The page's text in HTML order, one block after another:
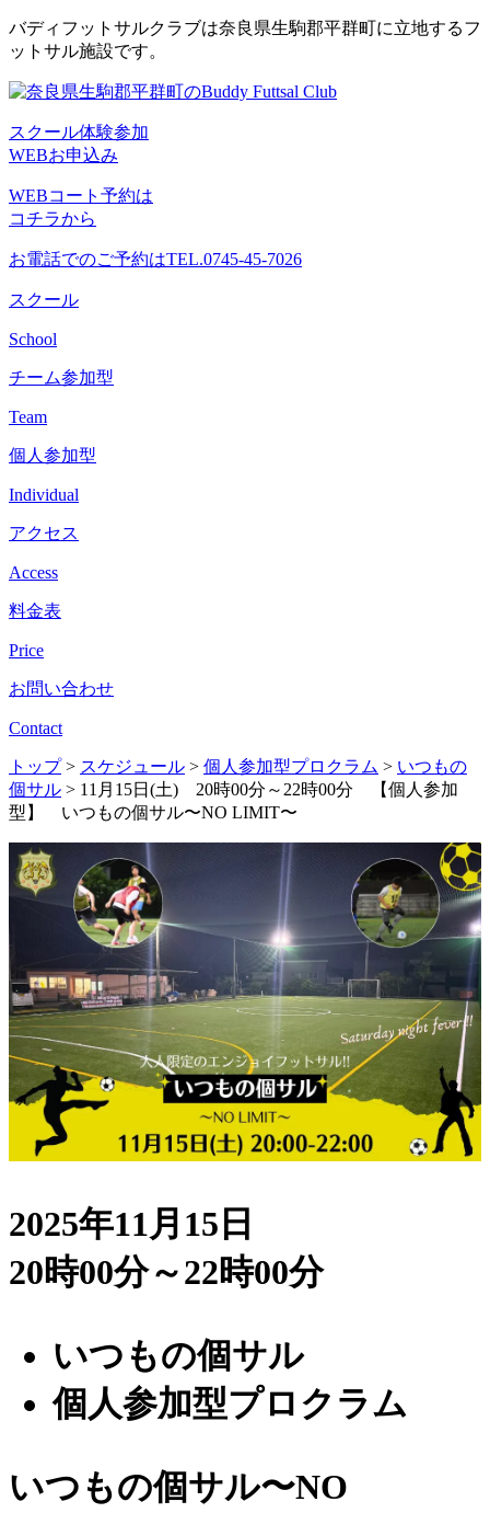
コ
ン
ン
へ
ス
キ
ッ
バディフットサルクラブは奈良県生駒郡平群町に立地するフ
ットサル施設です。
スクール体験参加
WEBお申込み
WEBコート予約は
コチラから
お電話でのご予約はTEL.0745-45-7026
スクール
School
チーム参加型
Team
個人参加型
Individual
アクセス
Access
料金表
Price
お問い合わせ
Contact
トップ> スケジュール > 個人参加型プロクラム > いつもの
個サル > 11月15日(土) 20時00分～22時00分 【個人参加
型】 いつもの個サル〜NO LIMIT〜
2025年11月15日
20時00分～22時00分
いつもの個サル
個人参加型プロクラム
いつもの個サル〜NO